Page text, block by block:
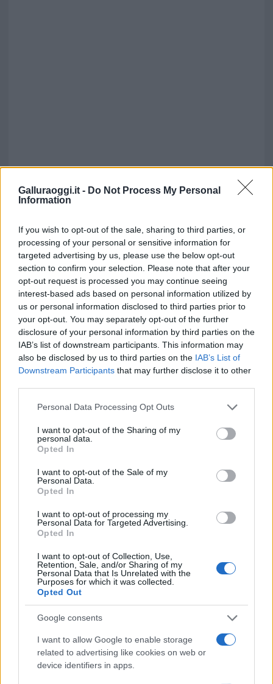
Galluraoggi.it - Do Not Process My Personal
Information
If you wish to opt-out of the sale, sharing to third parties, or
processing of your personal or sensitive information for
targeted advertising by us, please use the below opt-out
section to confirm your selection. Please note that after your
opt-out request is processed you may continue seeing
interest-based ads based on personal information utilized by
us or personal information disclosed to third parties prior to
your opt-out. You may separately opt-out of the further
disclosure of your personal information by third parties on the
IAB’s list of downstream participants. This information may
also be disclosed by us to third parties on the IAB’s List of
Downstream Participants that may further disclose it to other
Please note that this website/app uses one or more Google
not limited to your visit or usage behaviour. You may click to
grant or deny consent to Google and its third-party tags to
use your data for below specified purposes in below Google
consent section.
Personal Data Processing Opt Outs
I want to opt-out of the Sharing of my
personal data.
Opted In
I want to opt-out of the Sale of my
Personal Data.
Opted In
I want to opt-out of processing my
Personal Data for Targeted Advertising.
Opted In
I want to opt-out of Collection, Use,
Retention, Sale, and/or Sharing of my
Personal Data that Is Unrelated with the
Purposes for which it was collected.
Opted Out
Google consents
I want to allow Google to enable storage
related to advertising like cookies on web or
device identifiers in apps.
Vuoi rimuovere le pubblicità nazionali?
Puoi abbonarti asoli € 1,10 al mese
cliccando
Sei già abbonato?
Puoi effettuare l'accesso andando nella
sezione Logindal menù del sito o
cliccandoqui
TEMI: Bbd Legale Canapa
Cannabidiolo
Cannabis Legale
Erba Cbd
Terapie Cannabis Legale